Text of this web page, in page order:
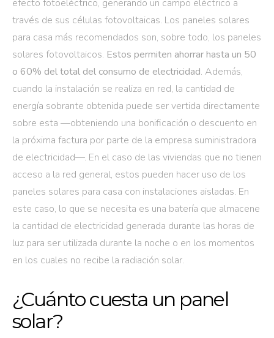
efecto fotoeléctrico, generando un campo eléctrico a
través de sus células fotovoltaicas. Los paneles solares
para casa más recomendados son, sobre todo, los paneles
solares fotovoltaicos. Estos permiten ahorrar hasta un 50
o 60% del total del consumo de electricidad. Además,
cuando la instalación se realiza en red, la cantidad de
energía sobrante obtenida puede ser vertida directamente
sobre esta —obteniendo una bonificación o descuento en
la próxima factura por parte de la empresa suministradora
de electricidad—. En el caso de las viviendas que no tienen
acceso a la red general, estos pueden hacer uso de los
paneles solares para casa con instalaciones aisladas. En
este caso, lo que se necesita es una batería que almacene
la cantidad de electricidad generada durante las horas de
luz para ser utilizada durante la noche o en los momentos
en los cuales no recibe la radiación solar.
¿Cuánto cuesta un panel
solar?